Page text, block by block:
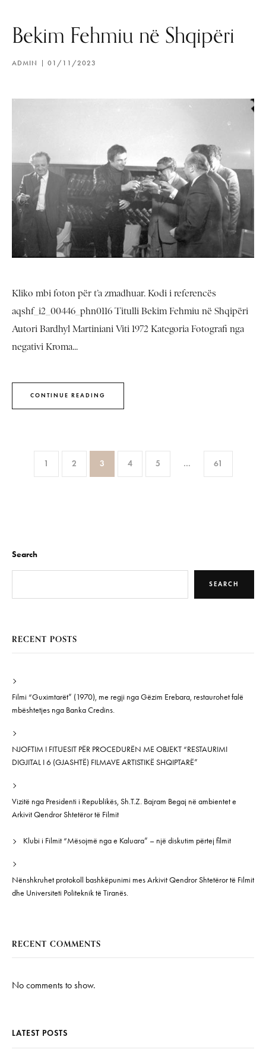
Bekim Fehmiu në Shqipëri
ADMIN 01/11/2023
Kliko mbi foton për t’a zmadhuar. Kodi i referencës
aqshf_i2_00446_phn0116 Titulli Bekim Fehmiu në Shqipëri
Autori Bardhyl Martiniani Viti 1972 Kategoria Fotografi nga
negativi Kroma...
CONTINUE READING
1 2 3 4 5 … 61
Search
SEARCH
RECENT POSTS
Filmi “Guximtarët” (1970), me regji nga Gëzim Erebara, restaurohet falë
mbështetjes nga Banka Credins.
NJOFTIM I FITUESIT PËR PROCEDURËN ME OBJEKT “RESTAURIMI
DIGJITAL I 6 (GJASHTË) FILMAVE ARTISTIKË SHQIPTARË”
Vizitë nga Presidenti i Republikës, Sh.T.Z. Bajram Begaj në ambientet e
Arkivit Qendror Shtetëror të Filmit
Klubi i Filmit “Mësojmë nga e Kaluara” – një diskutim përtej filmit
Nënshkruhet protokoll bashkëpunimi mes Arkivit Qendror Shtetëror të Filmit
dhe Universiteti Politeknik të Tiranës.
RECENT COMMENTS
No comments to show.
LATEST POSTS